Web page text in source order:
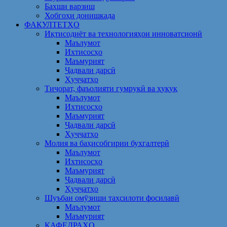
Бахши варзиш
Хобгоҳи донишкада
ФАКУЛТЕТҲО
Иқтисодиёт ва технологияҳои инноватсионӣ
Маълумот
Ихтисосҳо
Маъмурият
Ҷадвали дарсӣ
Ҳуҷҷатҳо
Тиҷорат, фаъолияти гумрукӣ ва ҳуқуқ
Маълумот
Ихтисосҳо
Маъмурият
Ҷадвали дарсӣ
Ҳуҷҷатҳо
Молия ва баҳисобгирии бухгалтерӣ
Маълумот
Ихтисосҳо
Маъмурият
Ҷадвали дарсӣ
Ҳуҷҷатҳо
Шуъбаи омӯзиши таҳсилоти фосилавӣ
Маълумот
Маъмурият
КАФЕДРАҲО